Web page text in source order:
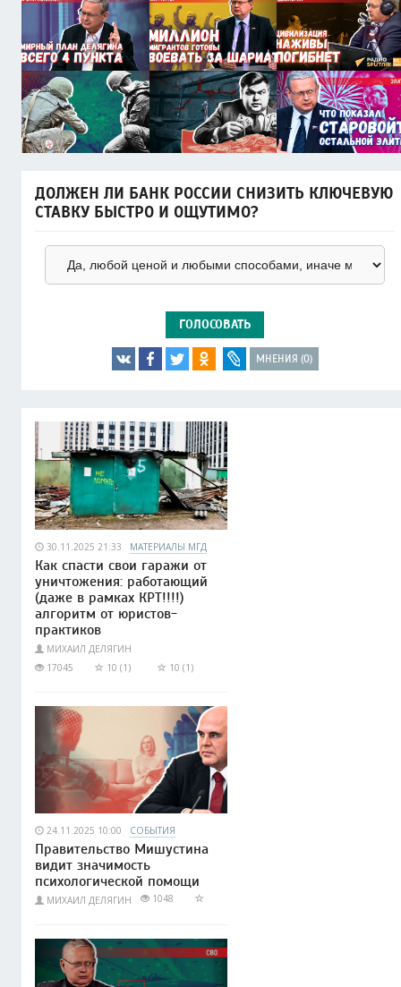
ДОЛЖЕН ЛИ БАНК РОССИИ СНИЗИТЬ КЛЮЧЕВУЮ
СТАВКУ БЫСТРО И ОЩУТИМО?
ГОЛОСОВАТЬ
МНЕНИЯ (0)
30.11.2025 21:33 МАТЕРИАЛЫ МГД
Как спасти свои гаражи от
уничтожения: работающий
(даже в рамках КРТ!!!!)
алгоритм от юристов-
практиков
МИХАИЛ ДЕЛЯГИН
17045
10 (1) 10 (1)
24.11.2025 10:00 СОБЫТИЯ
Правительство Мишустина
видит значимость
психологической помощи
МИХАИЛ ДЕЛЯГИН 1048